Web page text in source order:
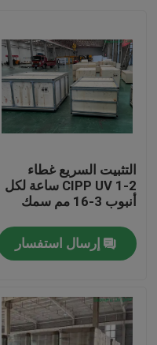
بيت
معلومات عنا
التثبيت السريع غطاء
CIPP UV 1-2 ساعة لكل
أنبوب 3-16 مم سمك
إرسال استفسار